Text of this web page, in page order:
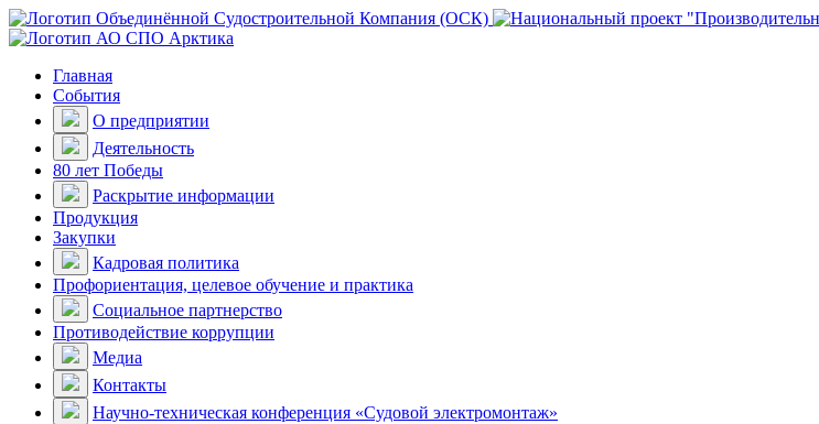
Главная
События
О предприятии
Деятельность
80 лет Победы
Раскрытие информации
Продукция
Закупки
Кадровая политика
Профориентация, целевое обучение и практика
Социальное партнерство
Противодействие коррупции
Медиа
Контакты
Научно-техническая конференция «Судовой электромонтаж»